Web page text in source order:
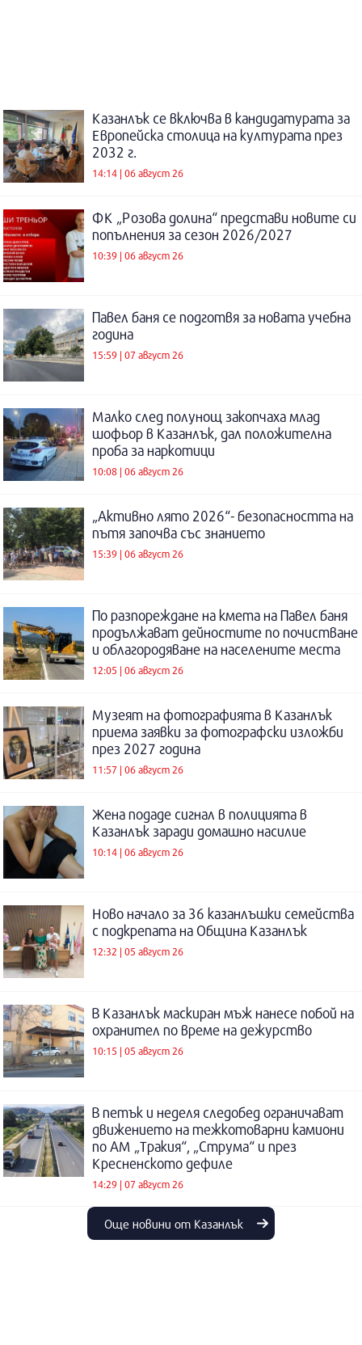
Казанлък се включва в кандидатурата за
Европейска столица на културата през
2032 г.
14:14 | 06 август 26
ФК „Розова долина“ представи новите си
попълнения за сезон 2026/2027
10:39 | 06 август 26
Павел баня се подготвя за новата учебна
година
15:59 | 07 август 26
Малко след полунощ закопчаха млад
шофьор в Казанлък, дал положителна
проба за наркотици
10:08 | 06 август 26
„Активно лято 2026“- безопасността на
пътя започва със знанието
15:39 | 06 август 26
По разпореждане на кмета на Павел баня
продължават дейностите по почистване
и облагородяване на населените места
12:05 | 06 август 26
Музеят на фотографията в Казанлък
приема заявки за фотографски изложби
през 2027 година
11:57 | 06 август 26
Жена подаде сигнал в полицията в
Казанлък заради домашно насилие
10:14 | 06 август 26
Ново начало за 36 казанлъшки семейства
с подкрепата на Община Казанлък
12:32 | 05 август 26
В Казанлък маскиран мъж нанесе побой на
охранител по време на дежурство
10:15 | 05 август 26
В петък и неделя следобед ограничават
движението на тежкотоварни камиони
по АМ „Тракия“, „Струма“ и през
Кресненското дефиле
14:29 | 07 август 26
Още новини от Казанлък